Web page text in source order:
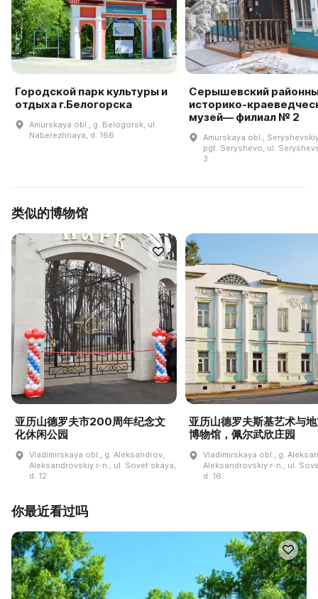
Городской парк культуры и
отдыха г.Белогорска
Amurskaya obl., g. Belogorsk, ul.
Naberezhnaya, d. 166
Серышевский
историко-
музей— филиал № 2
Amurskaya obl.,
pgt. Seryshevo, ul.
3
类似的博物馆
亚历山德罗夫市200周年纪念文
化休闲公园
Vladimirskaya obl., g. Aleksandrov,
Aleksandrovskiy r-n., ul. Sovet·skaya,
d. 12
亚历山德罗夫斯基艺术与
博物馆，佩尔武欣庄园
Vladimirskaya obl., g.
Aleksandrovskiy r-n., ul.
d. 16
你最近看过吗